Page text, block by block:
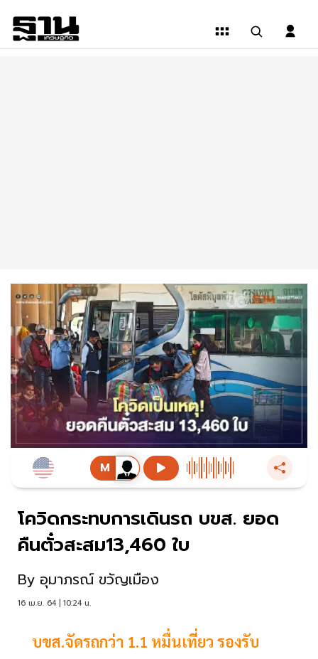
โควิดกระทบการเดินรถ บขส. ยอด
คืนตั๋วสะสม13,460 ใบ
By อุมาภรณ์ ขวัญเมือง
16 เม.ย. 64 | 10:24 น.
บขส.จัดรถกว่า 1.1 หมื่นเที่ยว รองรับ